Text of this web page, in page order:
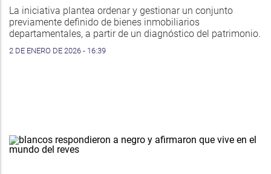
La iniciativa plantea ordenar y gestionar un conjunto
previamente definido de bienes inmobiliarios
departamentales, a partir de un diagnóstico del patrimonio.
2 DE ENERO DE 2026 - 16:39